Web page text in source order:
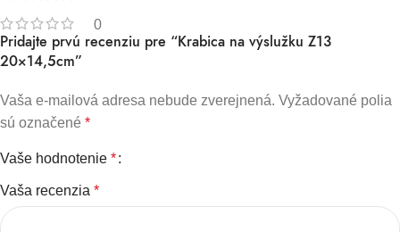
0
Pridajte prvú recenziu pre “Krabica na výslužku Z13
20×14,5cm”
Vaša e-mailová adresa nebude zverejnená. Vyžadované polia
sú označené *
Vaše hodnotenie *
Vaša recenzia *